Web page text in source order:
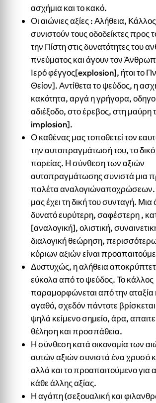
ασχήμια και το κακό.
Οι αιώνιες αξίες : Αλήθεια,
συνιστούν τους οδοδείκτες προς
την Πίστη στις δυνατότητες του
πνεύματος και άγουν τον
Ιερό φέγγος[explosion], ήτοι το
Θείον]. Αντίθετα το ψεύδος, η
κακότητα, αργά η γρήγορα,
αδιέξοδο, στο έρεβος, στη μαύρη
implosion].
Ο καθένας μας τοποθετεί τον
την αυτοπραγμάτωσή του, το δικό
πορείας. Η σύνθεση των αξιών
αυτοπραγμάτωσης συνιστά μια
παλέτα αναλογιώναποχρώσεων.
μας έχει τη δική του συνταγή. Μια
δυνατό ευρύτερη, σαφέστερη ,
[αναλογική], ολιστική,
διαλογική θεώρηση,
κύριων αξιών είναι
Δυστυχώς, η αλήθεια
εύκολα από το ψεύδος. Το κάλλος
παραμορφώνεται από την αταξία
αγαθό, σχεδόν πάντοτε
ψηλά κείμενο σημείο, άρα,
θέληση και προσπάθεια.
Η σύνθεση κατά οικονομία των
αυτών αξιών συνιστά ένα χρυσό
αλλά και το προαπαιτούμενο για
κάθε άλλης αξίας.
Η αγάπη (σεξουαλική και